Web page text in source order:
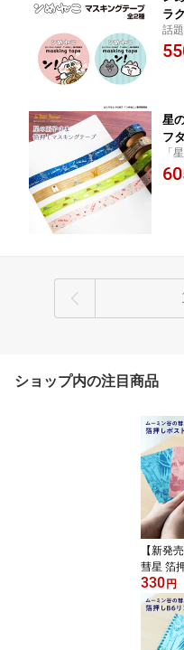
ラ
ョ
房
話
グ
星
フ
キ
お
「
ク
ど
ショップ内の注目商品
【新発
彗星 箔
ド
コラボ
ター ム
スナフ
330円